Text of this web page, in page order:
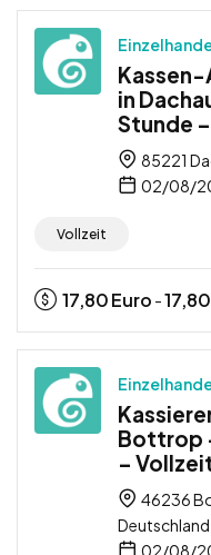
in
Stunde
85221
02/08/
Vollzeit
17,80Euro -17,80
Bottrop
–
46236
Deutschland
02/08/